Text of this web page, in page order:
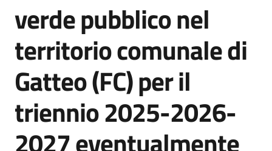
Piattaforme
telematiche
verde pubblico nel
territorio comunale di
Gatteo (FC) per il
triennio 2025-2026-